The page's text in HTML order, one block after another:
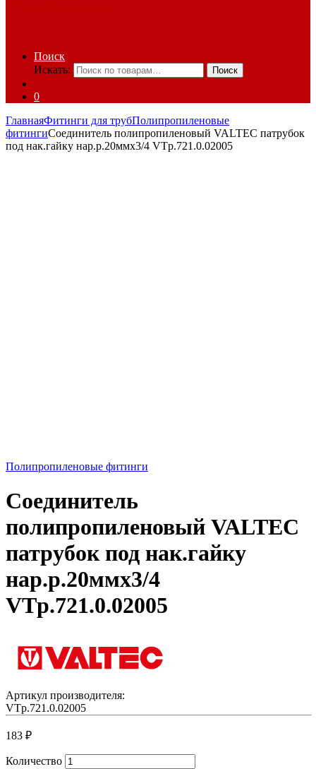
Поиск
Искать:
Поиск
0
ГлавнаяФитинги для трубПолипропиленовые
фитингиСоединитель полипропиленовый VALTEC патрубок
под нак.гайку нар.р.20ммх3/4 VTp.721.0.02005
Полипропиленовые фитинги
Соединитель
полипропиленовый VALTEC
патрубок под нак.гайку
нар.р.20ммх3/4
VTp.721.0.02005
Артикул производителя:
VTp.721.0.02005
183 ₽
Количество